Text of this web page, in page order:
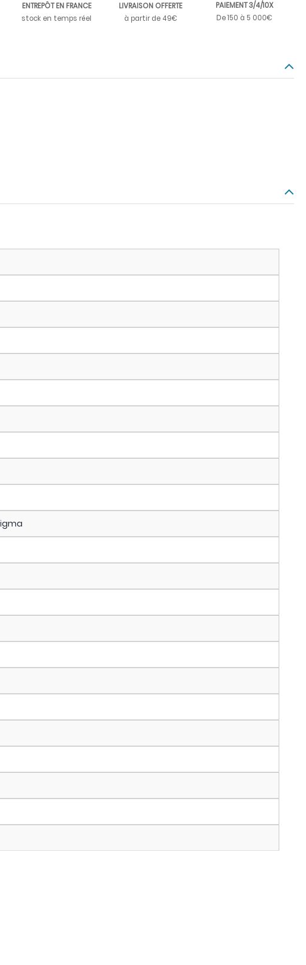
ENTREPÔT EN FRANCE
stock en temps réel
LIVRAISON OFFERTE
à partir de 49€
PAIEMENT 3/4/10X
De 150 à 5 000€